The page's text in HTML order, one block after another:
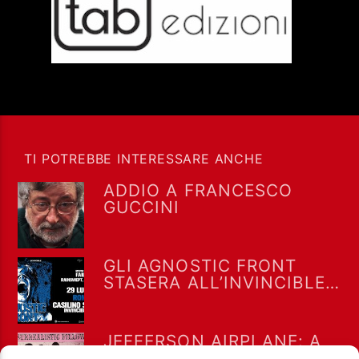
TI POTREBBE INTERESSARE ANCHE
ADDIO A FRANCESCO
GUCCINI
GLI AGNOSTIC FRONT
STASERA ALL’INVINCIBLE
JEFFERSON AIRPLANE: A